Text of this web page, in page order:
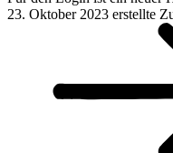
23. Oktober 2023 erstellte